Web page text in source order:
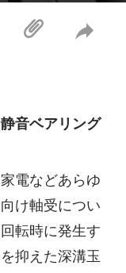
音ベアリング
電などあらゆ
け軸受につい
転時に発生す
抑えた深溝玉